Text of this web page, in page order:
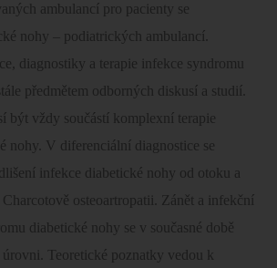
ambulancí pro pacienty se
nohy – podiatrických ambulancí.
diagnostiky a terapie infekce syndromu
předmětem odborných diskusí a studií.
být vždy součástí komplexní terapie
nohy. V diferenciální diagnostice se
infekce diabetické nohy od otoku a
osteoartropatii. Zánět a infekční
diabetické nohy se v současné době
Teoretické poznatky vedou k